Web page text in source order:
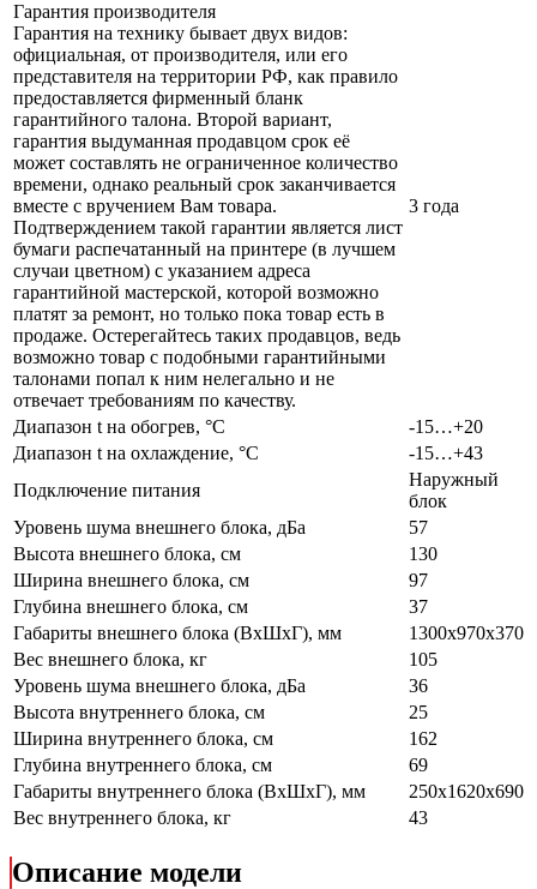
Гарантия производителя
Гарантия на технику бывает двух видов:
официальная, от производителя, или его
представителя на территории РФ, как правило
предоставляется фирменный бланк
гарантийного талона. Второй вариант,
гарантия выдуманная продавцом срок её
может составлять не ограниченное количество
времени, однако реальный срок заканчивается
вместе с вручением Вам товара.
Подтверждением такой гарантии является лист
бумаги распечатанный на принтере (в лучшем
случаи цветном) с указанием адреса
гарантийной мастерской, которой возможно
платят за ремонт, но только пока товар есть в
продаже. Остерегайтесь таких продавцов, ведь
возможно товар с подобными гарантийными
талонами попал к ним нелегально и не
отвечает требованиям по качеству.
3 года
Диапазон t на обогрев, °С
-15…+20
Диапазон t на охлаждение, °С
-15…+43
Подключение питания
Наружный
блок
Уровень шума внешнего блока, дБа
57
Высота внешнего блока, см
130
Ширина внешнего блока, см
97
Глубина внешнего блока, см
37
Габариты внешнего блока (ВхШхГ), мм
1300х970х370
Вес внешнего блока, кг
105
Уровень шума внешнего блока, дБа
36
Высота внутреннего блока, см
25
Ширина внутреннего блока, см
162
Глубина внутреннего блока, см
69
Габариты внутреннего блока (ВхШхГ), мм
250х1620х690
Вес внутреннего блока, кг
43
Описание модели